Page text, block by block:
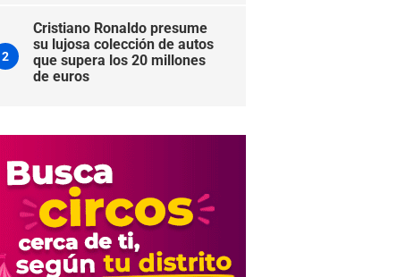
2
Cristiano Ronaldo presume
su lujosa colección de autos
que supera los 20 millones
de euros